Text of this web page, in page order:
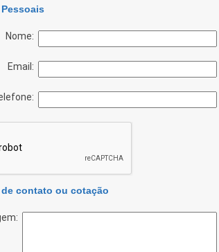
Nome:
Email:
contato ou cotação